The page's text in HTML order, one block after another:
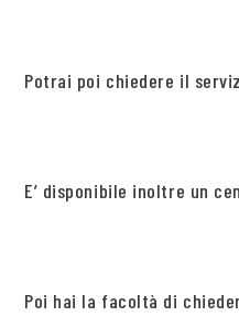
Potrai poi chiedere il
E’ disponibile inoltre un
Poi hai la facoltà di